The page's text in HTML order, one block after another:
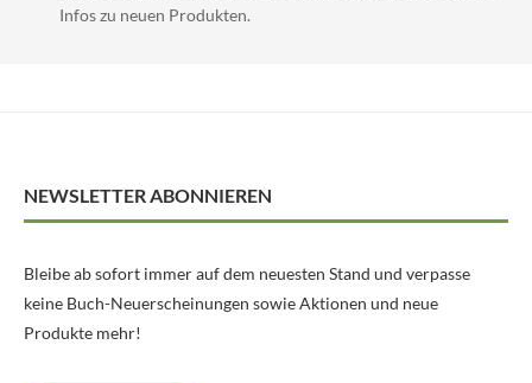
Infos zu neuen Produkten.
NEWSLETTER ABONNIEREN
Bleibe ab sofort immer auf dem neuesten Stand und verpasse
keine Buch-Neuerscheinungen sowie Aktionen und neue
Produkte mehr!